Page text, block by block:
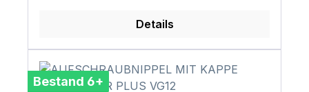
Details
Bestand 6+